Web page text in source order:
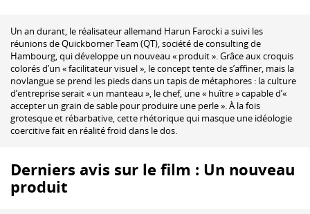
Un an durant, le réalisateur allemand Harun Farocki a suivi les
réunions de Quickborner Team (QT), société de consulting de
Hambourg, qui développe un nouveau « produit ». Grâce aux croquis
colorés d’un « facilitateur visuel », le concept tente de s’affiner, mais la
novlangue se prend les pieds dans un tapis de métaphores : la culture
d’entreprise serait « un manteau », le chef, une « huître » capable d’«
accepter un grain de sable pour produire une perle ». À la fois
grotesque et rébarbative, cette rhétorique qui masque une idéologie
coercitive fait en réalité froid dans le dos.
Derniers avis sur le film : Un nouveau
produit